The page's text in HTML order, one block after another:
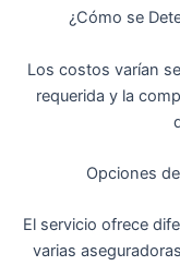
¿Cómo se
Los costos varían
requerida y la
Opciones
El servicio ofrece
varias